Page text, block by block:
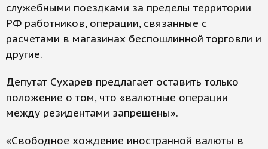
служебными поездками за пределы территории
РФ работников, операции, связанные с
расчетами в магазинах беспошлинной торговли и
другие.
Депутат Сухарев предлагает оставить только
положение о том, что «валютные операции
между резидентами запрещены».
«Свободное хождение иностранной валюты в